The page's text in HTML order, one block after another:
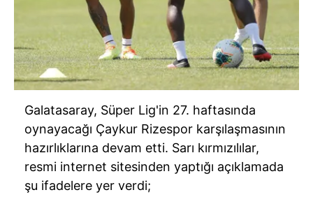
Galatasaray, Süper Lig'in 27. haftasında
oynayacağı Çaykur Rizespor karşılaşmasının
hazırlıklarına devam etti. Sarı kırmızılılar,
resmi internet sitesinden yaptığı açıklamada
şu ifadelere yer verdi;